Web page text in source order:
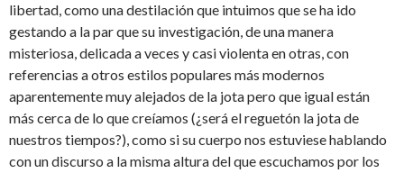
libertad, como una destilación que intuimos que se ha ido
gestando a la par que su investigación, de una manera
misteriosa, delicada a veces y casi violenta en otras, con
referencias a otros estilos populares más modernos
aparentemente muy alejados de la jota pero que igual están
más cerca de lo que creíamos (¿será el reguetón la jota de
nuestros tiempos?), como si su cuerpo nos estuviese hablando
con un discurso a la misma altura del que escuchamos por los